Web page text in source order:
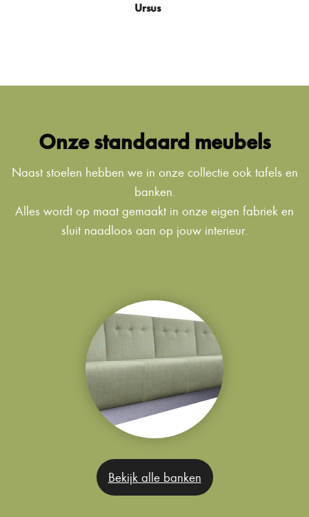
Ursus
Onze standaard meubels
Naast stoelen hebben we in onze collectie ook tafels en
banken.
Alles wordt op maat gemaakt in onze eigen fabriek en
sluit naadloos aan op jouw interieur.
Bekijk alle banken